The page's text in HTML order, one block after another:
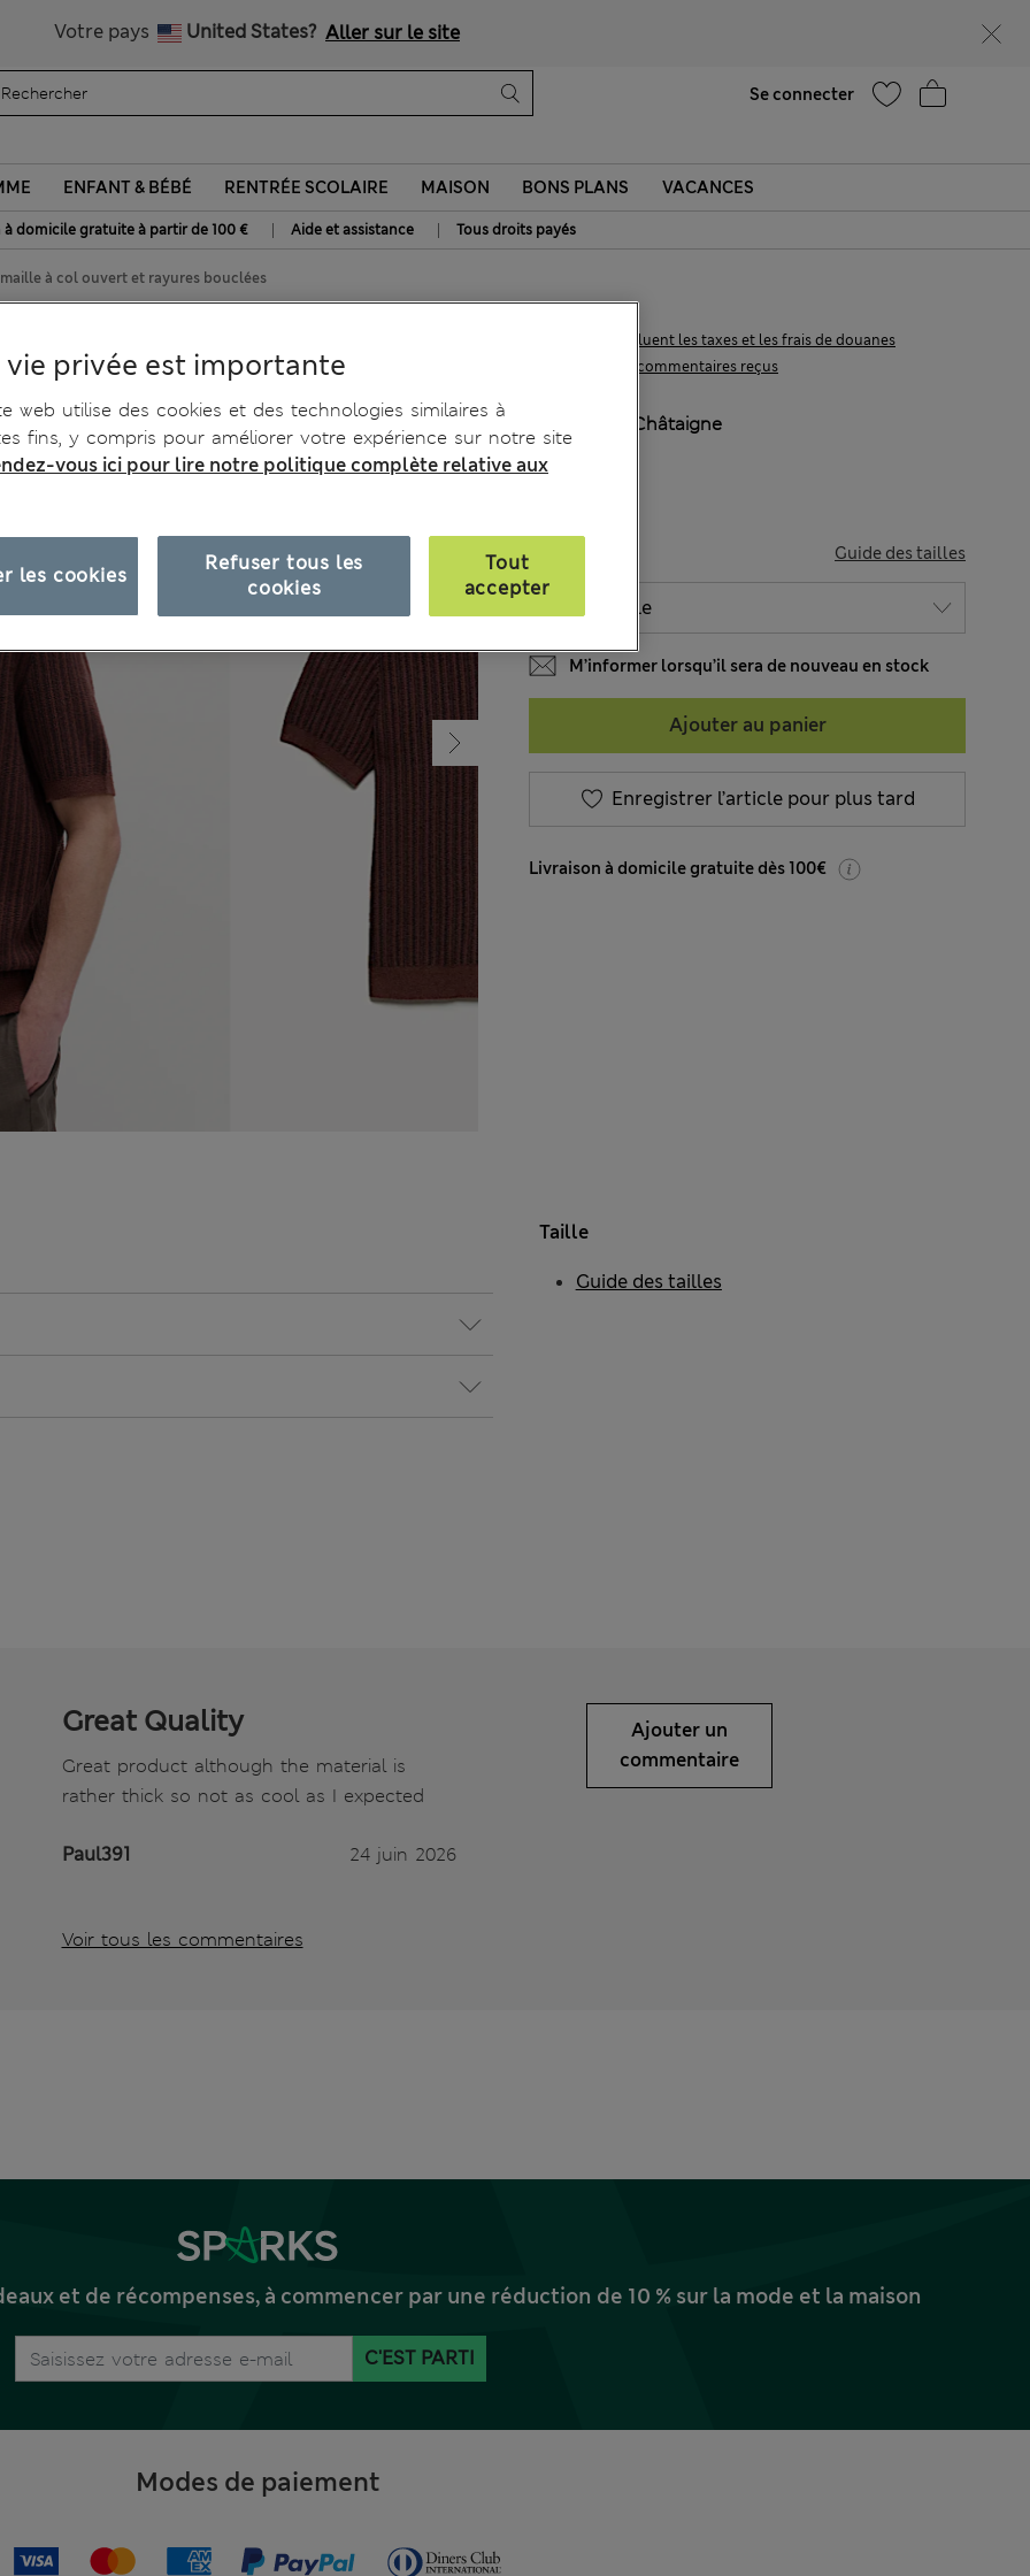
Votre pays United States? Aller sur le site
Se connecter
ENFANT & BÉBÉ RENTRÉE SCOLAIRE MAISON BONS PLANS VACANCES
à domicile gratuite à partir de 100 € | Aide et assistance | Tous droits payés
à col ouvert et rayures bouclées
rayures bouclées 1 les commentaires reçus
Tous les prix incluent les taxes et les frais de douanes
Châtaigne
Guide des tailles
M’informer lorsqu’il sera de nouveau en stock
Ajouter au panier
Enregistrer l’article pour plus tard
Livraison à domicile gratuite dès 100€
Taille
Guide des tailles
Great Quality
Great product although the material is
rather thick so not as cool as I expected
Paul391 24 juin 2026
Voir tous les commentaires
Ajouter un
commentaire
et de récompenses, à commencer par une réduction de 10 % sur la mode et la maison
C'EST PARTI
Modes de paiement
vie privée est importante
web utilise des cookies et des technologies similaires à
fins, y compris pour améliorer votre expérience sur notre site
vous ici pour lire notre politique complète relative aux
Refuser tous les
cookies
Tout
accepter
les cookies